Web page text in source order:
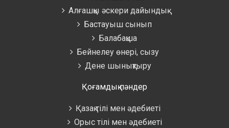
Алғашқы әскери дайындық
Бастауыш сынып
Балабақша
Бейнелеу өнері, сызу
Дене шынықтыру
Қоғамдық пәндер
Қазақ тілі мен әдебиеті
Орыс тілі мен әдебиеті